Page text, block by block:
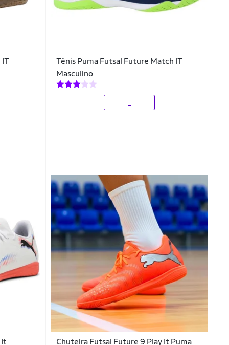
IT
Tênis Puma Futsal Future Match IT
Masculino
It Chuteira Futsal Future 9 Play It Puma